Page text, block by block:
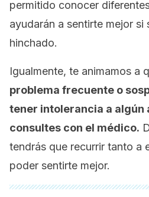
permitido conocer
ayudarán a sentirte mejor si
hinchado.
Igualmente, te animamos a
problema frecuente o
tener intolerancia a algún
consultes con el médico.
tendrás que recurrir tanto a
poder sentirte mejor.